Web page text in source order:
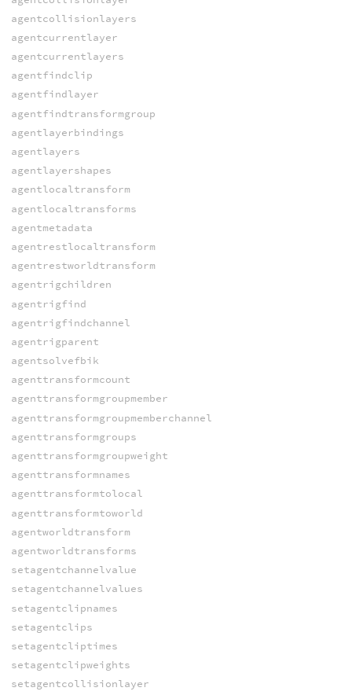
agentcollisionlayers
agentcurrentlayer
agentcurrentlayers
agentfindclip
agentfindlayer
agentfindtransformgroup
agentlayerbindings
agentlayers
agentlayershapes
agentlocaltransform
agentlocaltransforms
agentmetadata
agentrestlocaltransform
agentrestworldtransform
agentrigchildren
agentrigfind
agentrigfindchannel
agentrigparent
agentsolvefbik
agenttransformcount
agenttransformgroupmember
agenttransformgroupmemberchannel
agenttransformgroups
agenttransformgroupweight
agenttransformnames
agenttransformtolocal
agenttransformtoworld
agentworldtransform
agentworldtransforms
setagentchannelvalue
setagentchannelvalues
setagentclipnames
setagentclips
setagentcliptimes
setagentclipweights
setagentcollisionlayer